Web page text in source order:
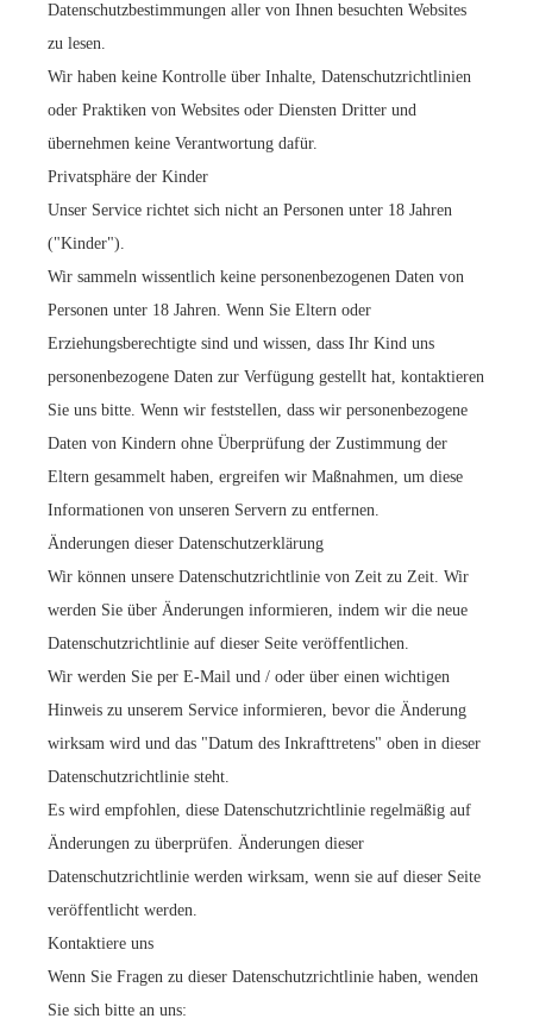
Datenschutzbestimmungen aller von Ihnen besuchten Websites
zu lesen.
Wir haben keine Kontrolle über Inhalte, Datenschutzrichtlinien
oder Praktiken von Websites oder Diensten Dritter und
übernehmen keine Verantwortung dafür.
Privatsphäre der Kinder
Unser Service richtet sich nicht an Personen unter 18 Jahren
("Kinder").
Wir sammeln wissentlich keine personenbezogenen Daten von
Personen unter 18 Jahren. Wenn Sie Eltern oder
Erziehungsberechtigte sind und wissen, dass Ihr Kind uns
personenbezogene Daten zur Verfügung gestellt hat, kontaktieren
Sie uns bitte. Wenn wir feststellen, dass wir personenbezogene
Daten von Kindern ohne Überprüfung der Zustimmung der
Eltern gesammelt haben, ergreifen wir Maßnahmen, um diese
Informationen von unseren Servern zu entfernen.
Änderungen dieser Datenschutzerklärung
Wir können unsere Datenschutzrichtlinie von Zeit zu Zeit. Wir
werden Sie über Änderungen informieren, indem wir die neue
Datenschutzrichtlinie auf dieser Seite veröffentlichen.
Wir werden Sie per E-Mail und / oder über einen wichtigen
Hinweis zu unserem Service informieren, bevor die Änderung
wirksam wird und das "Datum des Inkrafttretens" oben in dieser
Datenschutzrichtlinie steht.
Es wird empfohlen, diese Datenschutzrichtlinie regelmäßig auf
Änderungen zu überprüfen. Änderungen dieser
Datenschutzrichtlinie werden wirksam, wenn sie auf dieser Seite
veröffentlicht werden.
Kontaktiere uns
Wenn Sie Fragen zu dieser Datenschutzrichtlinie haben, wenden
Sie sich bitte an uns: